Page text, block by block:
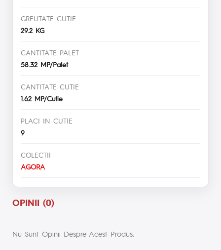
GREUTATE CUTIE
29.2 KG
CANTITATE PALET
58.32 MP/Palet
CANTITATE CUTIE
1.62 MP/Cutie
PLACI IN CUTIE
9
COLECTII
AGORA
OPINII (0)
Nu Sunt Opinii Despre Acest Produs.